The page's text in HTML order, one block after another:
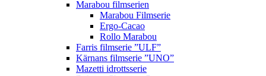
Marabou filmserien
Marabou Filmserie
Ergo-Cacao
Rollo Marabou
Farris filmserie ”ULF”
Kärnans filmserie ”UNO”
Mazetti idrottsserie